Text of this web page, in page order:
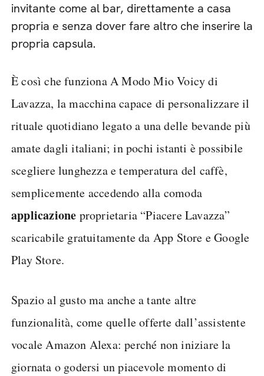
invitante come al bar, direttamente a casa
propria e senza dover fare altro che inserire la
propria capsula.
È così che funziona A Modo Mio Voicy di
Lavazza, la macchina capace di personalizzare il
rituale quotidiano legato a una delle bevande più
amate dagli italiani; in pochi istanti è possibile
scegliere lunghezza e temperatura del caffè,
semplicemente accedendo alla comoda
applicazione proprietaria “Piacere Lavazza”
scaricabile gratuitamente da App Store e Google
Play Store.
Spazio al gusto ma anche a tante altre
funzionalità, come quelle offerte dall’assistente
vocale Amazon Alexa: perché non iniziare la
giornata o godersi un piacevole momento di